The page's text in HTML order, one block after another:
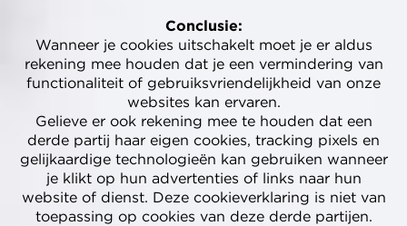
Conclusie:
Wanneer je cookies uitschakelt moet je er aldus
rekening mee houden dat je een vermindering van
functionaliteit of gebruiksvriendelijkheid van onze
websites kan ervaren.
Gelieve er ook rekening mee te houden dat een
derde partij haar eigen cookies, tracking pixels en
gelijkaardige technologieën kan gebruiken wanneer
je klikt op hun advertenties of links naar hun
website of dienst. Deze cookieverklaring is niet van
toepassing op cookies van deze derde partijen.